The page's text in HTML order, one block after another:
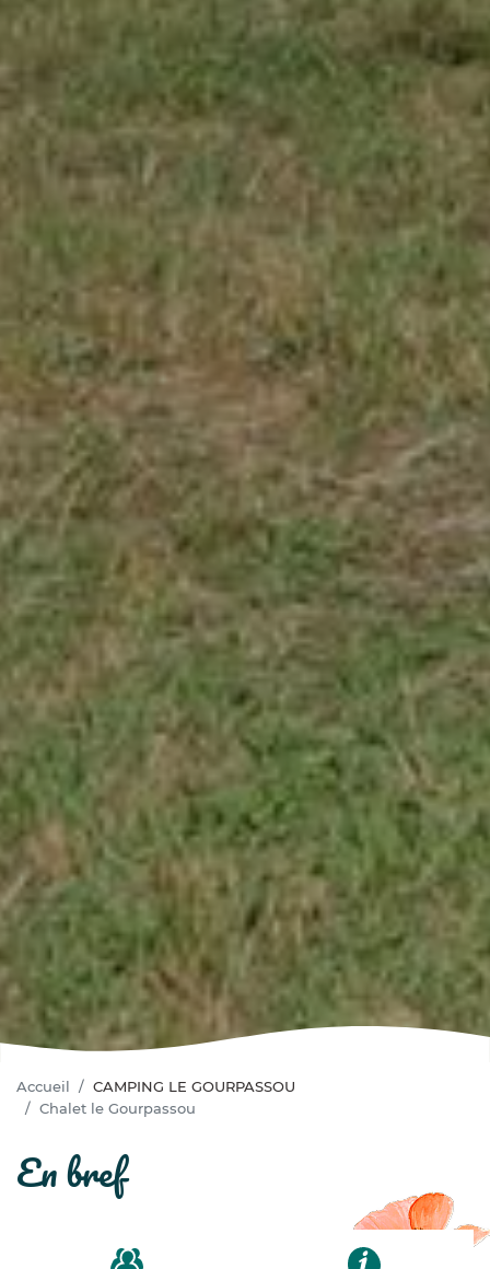
Accueil
CAMPING LE GOURPASSOU
Chalet le Gourpassou
en bref